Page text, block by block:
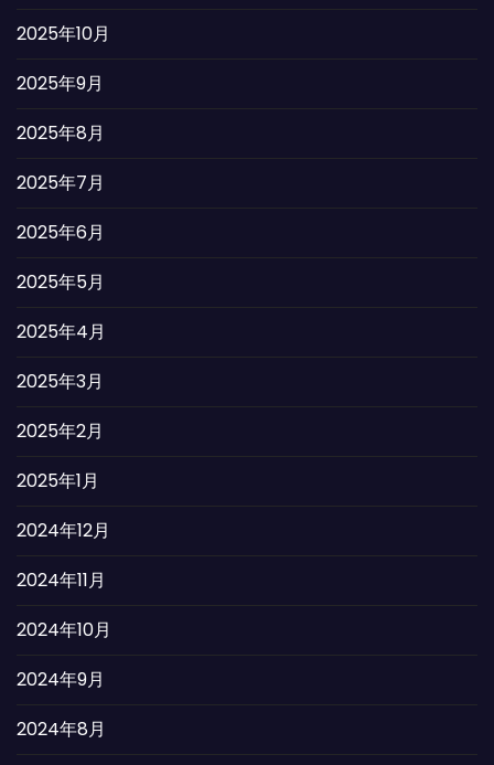
2025年10月
2025年9月
2025年8月
2025年7月
2025年6月
2025年5月
2025年4月
2025年3月
2025年2月
2025年1月
2024年12月
2024年11月
2024年10月
2024年9月
2024年8月